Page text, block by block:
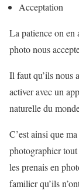
Acceptation
La patience on en
photo nous
Il faut qu’ils nous
activer avec un
naturelle du
C’est ainsi que
photographier tout
les prenais en
familier qu’ils